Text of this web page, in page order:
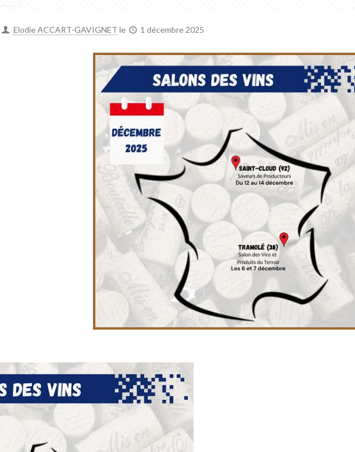
Elodie ACCART-GAVIGNET le 1 décembre 2025